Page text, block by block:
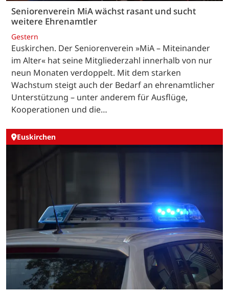
Seniorenverein MiA wächst rasant und sucht
weitere Ehrenamtler
Gestern
Euskirchen. Der Seniorenverein »MiA – Miteinander
im Alter« hat seine Mitgliederzahl innerhalb von nur
neun Monaten verdoppelt. Mit dem starken
Wachstum steigt auch der Bedarf an ehrenamtlicher
Unterstützung – unter anderem für Ausflüge,
Kooperationen und die…
Euskirchen